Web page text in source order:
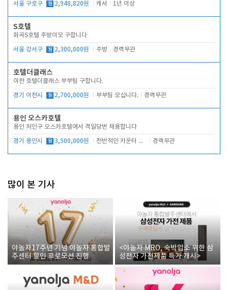
서울 구로구 월 2,948,820원 캐셔 1년 이상
S호텔
화곡S호텔 주방이모 구합니다
서울 강서구 월 2,300,000원 주방 경력무관
호텔더클래스
이천 호텔더클래스 부부팀 구합니다.
경기 이천시 월 2,700,000원 부부팀 모십니다. 경력무관
용인 오스카호텔
용인 처인구 오스카호텔에서 격일당번 채용합니다
경기 용인시 월 3,500,000원 전반적인 카운터 업무 경력무관
많이 본 기사
야놀자17주년 기념 야놀자 통합발
주센터 할인 프로모션 진행
<야놀자 MRO, 숙박업소 위한 삼
성전자 가전제품 특가 개시>